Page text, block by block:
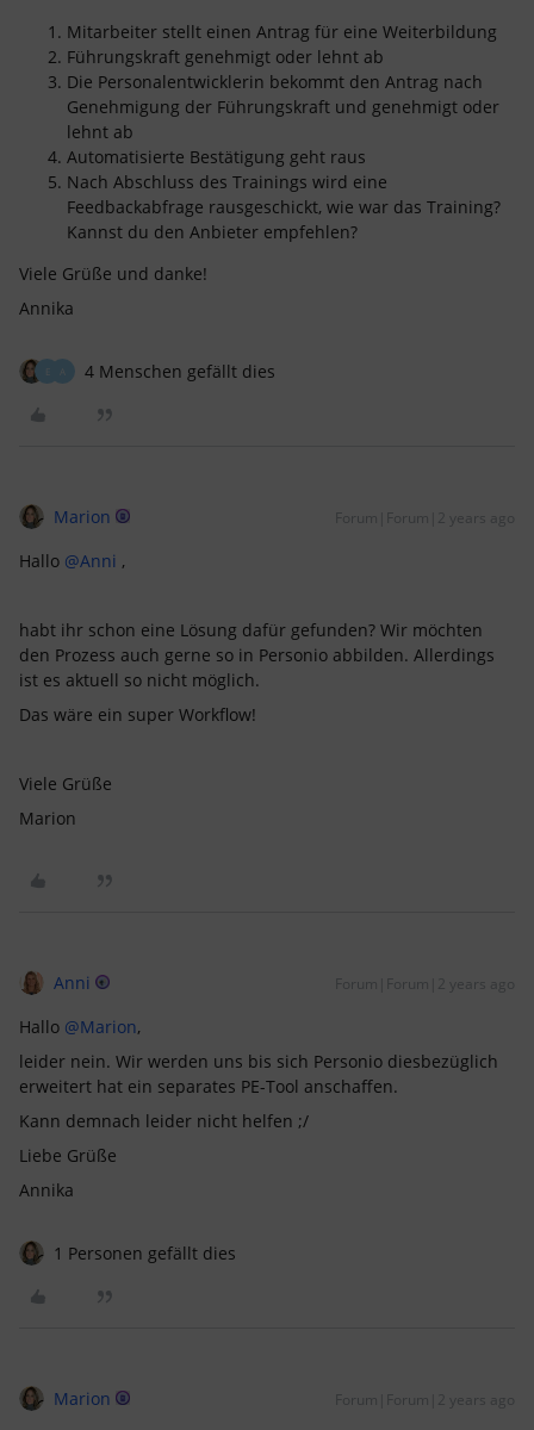
Mitarbeiter stellt einen Antrag für eine Weiterbildung
Führungskraft genehmigt oder lehnt ab
Die Personalentwicklerin bekommt den Antrag nach
Genehmigung der Führungskraft und genehmigt oder
lehnt ab
Automatisierte Bestätigung geht raus
Nach Abschluss des Trainings wird eine
Feedbackabfrage rausgeschickt, wie war das Training?
Kannst du den Anbieter empfehlen?
Viele Grüße und danke!
Annika
A 4 Menschen gefällt dies
Marion Forum|Forum|2 years ago
Hallo @Anni ,
habt ihr schon eine Lösung dafür gefunden? Wir möchten
den Prozess auch gerne so in Personio abbilden. Allerdings
ist es aktuell so nicht möglich.
Das wäre ein super Workflow!
Viele Grüße
Marion
Anni Forum|Forum|2 years ago
Hallo @Marion,
leider nein. Wir werden uns bis sich Personio diesbezüglich
erweitert hat ein separates PE-Tool anschaffen.
Kann demnach leider nicht helfen ;/
Liebe Grüße
Annika
1 Personen gefällt dies
Marion Forum|Forum|2 years ago